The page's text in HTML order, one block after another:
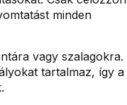
minden
vagy szalagokra.
tartalmaz, így a